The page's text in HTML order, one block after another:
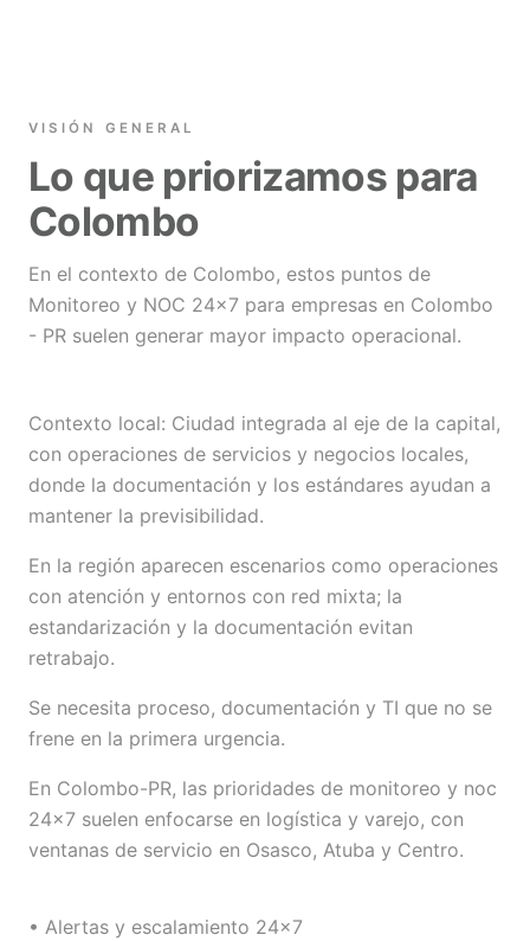
VISIÓN GENERAL
Lo que priorizamos para
Colombo
En el contexto de Colombo, estos puntos de
Monitoreo y NOC 24×7 para empresas en Colombo
- PR suelen generar mayor impacto operacional.
Contexto local: Ciudad integrada al eje de la capital,
con operaciones de servicios y negocios locales,
donde la documentación y los estándares ayudan a
mantener la previsibilidad.
En la región aparecen escenarios como operaciones
con atención y entornos con red mixta; la
estandarización y la documentación evitan
retrabajo.
Se necesita proceso, documentación y TI que no se
frene en la primera urgencia.
En Colombo-PR, las prioridades de monitoreo y noc
24×7 suelen enfocarse en logística y varejo, con
ventanas de servicio en Osasco, Atuba y Centro.
• Alertas y escalamiento 24×7